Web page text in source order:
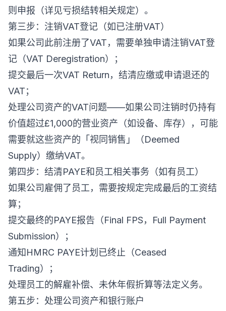
则申报（详见亏损结转相关规定）。
第三步：注销VAT登记（如已注册VAT）
如果公司此前注册了VAT，需要单独申请注销VAT登
记（VAT Deregistration）；
提交最后一次VAT Return，结清应缴或申请退还的
VAT；
处理公司资产的VAT问题——如果公司注销时仍持有
价值超过£1,000的营业资产（如设备、库存），可能
需要就这些资产的「视同销售」（Deemed
Supply）缴纳VAT。
第四步：结清PAYE和员工相关事务（如有员工）
如果公司雇佣了员工，需要按规定完成最后的工资结
算；
提交最终的PAYE报告（Final FPS，Full Payment
Submission）；
通知HMRC PAYE计划已终止（Ceased
Trading）；
处理员工的解雇补偿、未休年假折算等法定义务。
第五步：处理公司资产和银行账户